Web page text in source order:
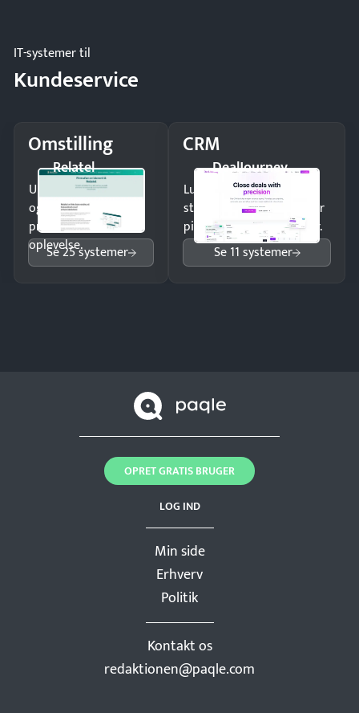
IT-systemer til
Kundeservice
Omstilling
Relatel
Undgå tabte opkald
og giv kunderne en
professionel
oplevelse.
Se 25 systemer
CRM
DealJourney
Luk flere salg med et
struktureret overblik over
pipeline og opfølgninger.
Se 11 systemer
Min side
Erhverv
Politik
Kontakt os
redaktionen@paqle.com
LOG IND
OPRET GRATIS BRUGER